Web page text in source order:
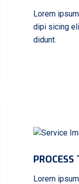
Lorem
dipi sicing
didunt.
Lorem